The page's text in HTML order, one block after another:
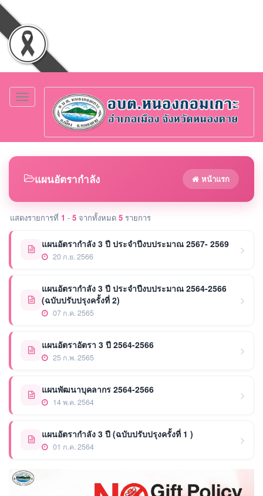
Toggle
navigation
แผนอัตรากำลัง หน้าแรก
แสดงรายการที่ 1 - 5 จากทั้งหมด 5 รายการ
แผนอัตรากำลัง 3 ปี ประจำปีงบประมาณ 2567- 2569
20 ก.ย. 2566
แผนอัตรากำลัง 3 ปี ประจำปีงบประมาณ 2564-2566
(ฉบับปรับปรุงครั้งที่ 2)
07 ก.ค. 2565
แผนอัตราอัตรา 3 ปี 2564-2566
25 ก.พ. 2565
แผนพัฒนาบุคลากร 2564-2566
14 พ.ค. 2564
แผนอัตรากำลัง 3 ปี (ฉบับปรับปรุงครั้งที่ 1 )
01 ก.ค. 2564